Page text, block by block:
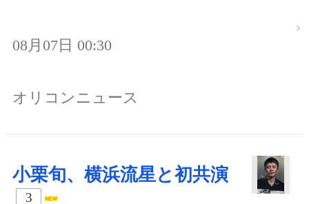
08月07日 00:30
オリコンニュース
小栗旬、横浜流星と初共演
3